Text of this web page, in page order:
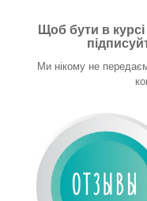
Щоб бути в
Ми нікому не